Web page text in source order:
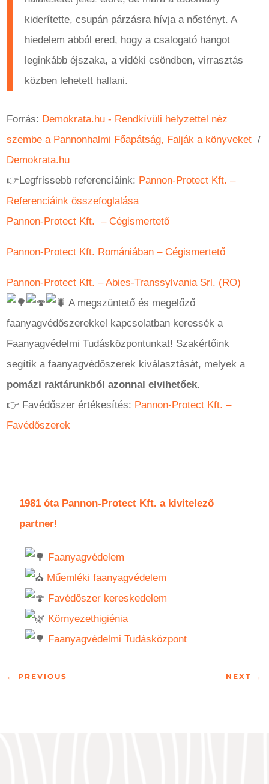
kiderítette, csupán párzásra hívja a nőstényt. A
hiedelem abból ered, hogy a csalogató hangot
leginkább éjszaka, a vidéki csöndben, virrasztás
közben lehetett hallani.
Forrás: Demokrata.hu - Rendkívüli helyzettel néz
szembe a Pannonhalmi Főapátság, Falják a könyveket /
Demokrata.hu
👉Legfrissebb referenciáink: Pannon-Protect Kft. –
Referenciáink összefoglalása
Pannon-Protect Kft. – Cégismertető
Pannon-Protect Kft. Romániában – Cégismertető
Pannon-Protect Kft. – Abies-Transsylvania Srl. (RO)
A megszüntető és megelőző
faanyagvédőszerekkel kapcsolatban keressék a
Faanyagvédelmi Tudásközpontunkat! Szakértőink
segítik a faanyagvédőszerek kiválasztását, melyek a
pomázi raktárunkból azonnal elvihetőek.
👉 Favédőszer értékesítés: Pannon-Protect Kft. –
Favédőszerek
1981 óta Pannon-Protect Kft. a kivitelező
partner!
Faanyagvédelem
Műemléki faanyagvédelem
Favédőszer kereskedelem
Környezethigiénia
Faanyagvédelmi Tudásközpont
← PREVIOUS NEXT →